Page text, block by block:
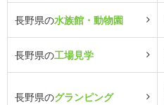
長野県の水族館・動物園
長野県の工場見学
長野県のグランピング